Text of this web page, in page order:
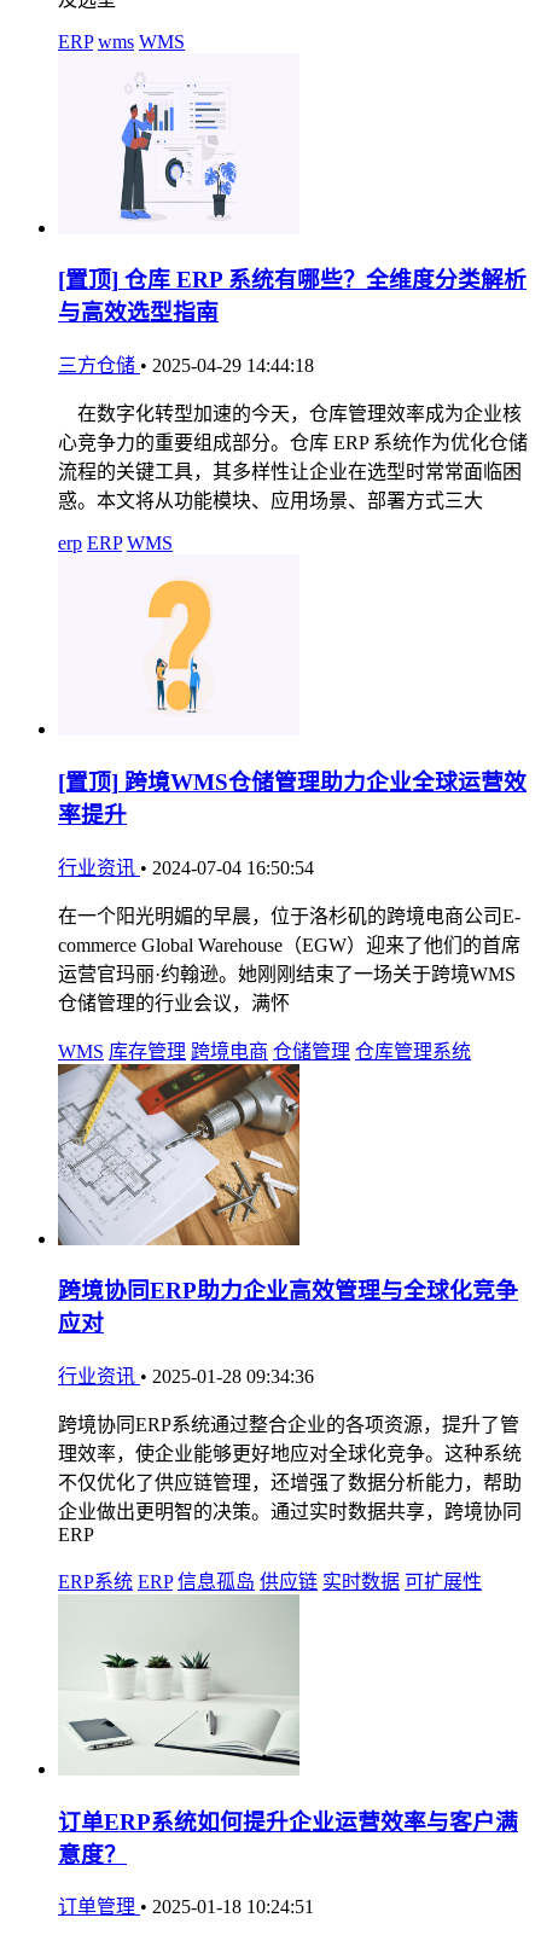
ERP wms WMS
[置顶] 仓库 ERP 系统有哪些？全维度分类解析
与高效选型指南
三方仓储 • 2025-04-29 14:44:18
在数字化转型加速的今天，仓库管理效率成为企业核
心竞争力的重要组成部分。仓库 ERP 系统作为优化仓储
流程的关键工具，其多样性让企业在选型时常常面临困
惑。本文将从功能模块、应用场景、部署方式三大
erp ERP WMS
[置顶] 跨境WMS仓储管理助力企业全球运营效
率提升
行业资讯 • 2024-07-04 16:50:54
在一个阳光明媚的早晨，位于洛杉矶的跨境电商公司E-
commerce Global Warehouse（EGW）迎来了他们的首席
运营官玛丽·约翰逊。她刚刚结束了一场关于跨境WMS
仓储管理的行业会议，满怀
WMS 库存管理 跨境电商 仓储管理 仓库管理系统
跨境协同ERP助力企业高效管理与全球化竞争
应对
行业资讯 • 2025-01-28 09:34:36
跨境协同ERP系统通过整合企业的各项资源，提升了管
理效率，使企业能够更好地应对全球化竞争。这种系统
不仅优化了供应链管理，还增强了数据分析能力，帮助
企业做出更明智的决策。通过实时数据共享，跨境协同
ERP
ERP系统 ERP 信息孤岛 供应链 实时数据 可扩展性
订单ERP系统如何提升企业运营效率与客户满
意度？
订单管理 • 2025-01-18 10:24:51